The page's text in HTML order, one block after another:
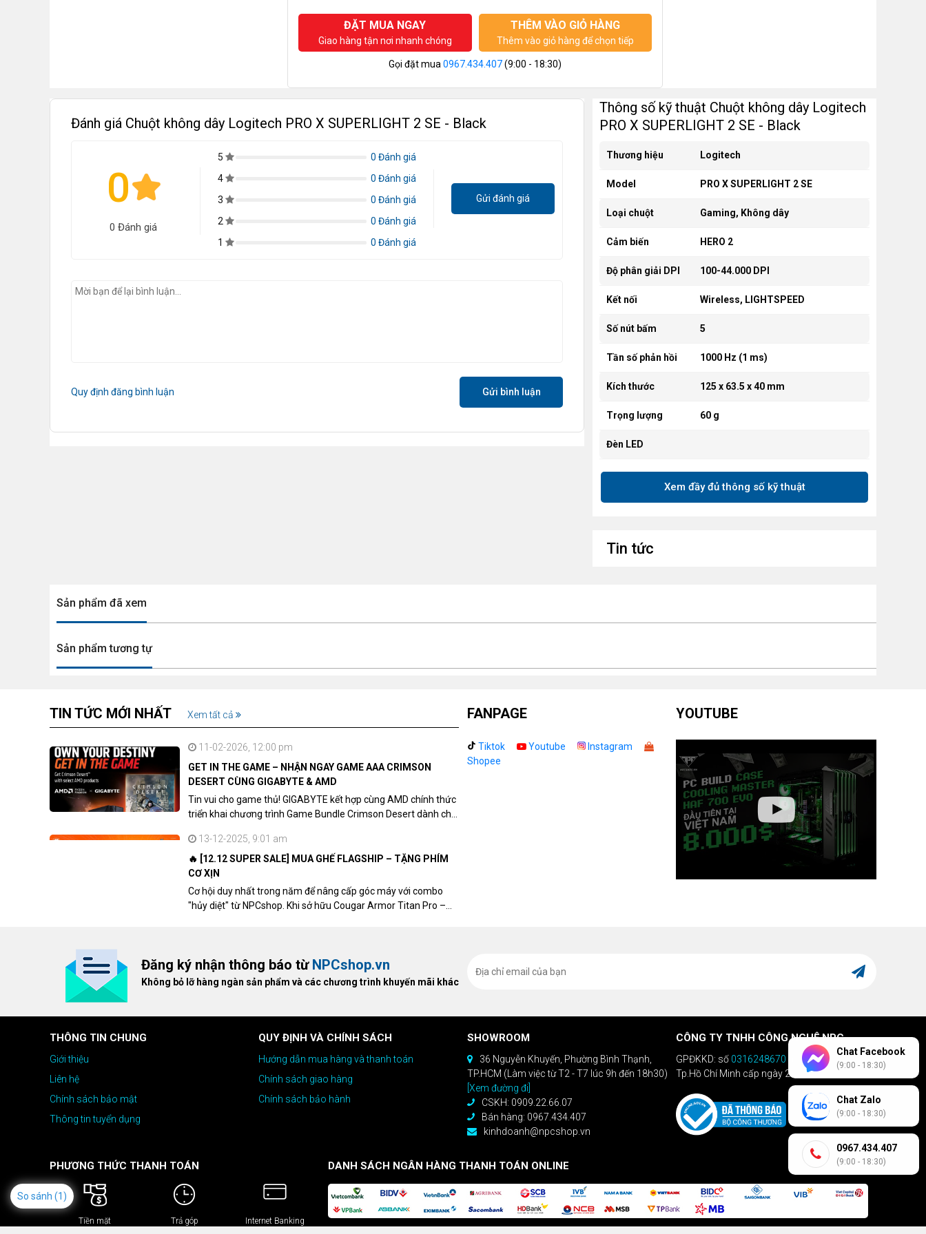
ĐẶT MUA NGAY
Giao hàng tận nơi nhanh chóng
THÊM VÀO GIỎ HÀNG
Thêm vào giỏ hàng để chọn tiếp
Gọi đặt mua 0967.434.407(9:00 - 18:30)
Đánh giá Chuột không dây Logitech PRO X SUPERLIGHT 2 SE - Black
0
0 Đánh giá
5
0 Đánh giá
4
0 Đánh giá
3
0 Đánh giá
2
0 Đánh giá
1
0 Đánh giá
Gửi đánh giá
Quy định đăng bình luận Gửi bình luận
Thông số kỹ thuật Chuột không dây Logitech
PRO X SUPERLIGHT 2 SE - Black
Thương hiệu Logitech
Model PRO X SUPERLIGHT 2 SE
Loại chuột Gaming, Không dây
Cảm biến HERO 2
Độ phân giải DPI 100-44.000 DPI
Kết nối Wireless, LIGHTSPEED
Số nút bấm 5
Tần số phản hồi 1000 Hz (1 ms)
Kích thước 125 x 63.5 x 40 mm
Trọng lượng 60 g
Đèn LED
Pin 88 giờ (Chuyển động liên tục)
Phần mềm hỗ trợ Logitech G HUB
Xem đầy đủ thông số kỹ thuật
Tin tức
Sản phẩm đã xem
Sản phẩm tương tự
TIN TỨC MỚI NHẤT Xem tất cả
11-02-2026, 12:00 pm
GET IN THE GAME – NHẬN NGAY GAME AAA CRIMSON
DESERT CÙNG GIGABYTE & AMD
Tin vui cho game thủ! GIGABYTE kết hợp cùng AMD chính thức
triển khai chương trình Game Bundle Crimson Desert dành cho
13-12-2025, 9:01 am
🔥 [12.12 SUPER SALE] MUA GHẾ FLAGSHIP – TẶNG PHÍM
CƠ XỊN
Cơ hội duy nhất trong năm để nâng cấp góc máy với combo
"hủy diệt" từ NPCshop. Khi sở hữu Cougar Armor Titan Pro –
FANPAGE
Tiktok Youtube
Instagram
Shopee
YOUTUBE
Đăng ký nhận thông báo từ NPCshop.vn
Không bỏ lỡ hàng ngàn sản phẩm và các chương trình khuyến mãi khác
THÔNG TIN CHUNG
Giới thiệu
Liên hệ
Chính sách bảo mật
Thông tin tuyển dụng
QUY ĐỊNH VÀ CHÍNH SÁCH
Hướng dẫn mua hàng và thanh toán
Chính sách giao hàng
Chính sách bảo hành
SHOWROOM
36 Nguyễn Khuyến, Phường Bình Thạnh,
TP.HCM (Làm việc từ T2 - T7 lúc 9h đến 18h30)
[Xem đường đi]
CSKH: 0909.22.66.07
Bán hàng: 0967.434.407
kinhdoanh@npcshop.vn
CÔNG TY TNHH CÔNG NGHỆ NPC
GPĐKKD: số 0316248670 do Sở KHĐT
Tp.Hồ Chí Minh cấp ngày 28/04/2020
PHƯƠNG THỨC THANH TOÁN
Tiền mặt Trả góp Internet Banking
DANH SÁCH NGÂN HÀNG THANH TOÁN ONLINE
Chat Facebook
(9:00 - 18:30)
Chat Zalo
(9:00 - 18:30)
0967.434.407
(9:00 - 18:30)
So sánh (1)